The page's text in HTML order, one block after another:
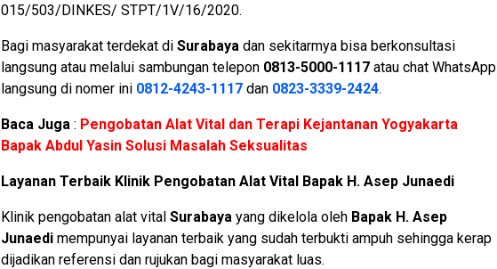
015/503/DINKES/ STPT/1V/16/2020.
Bagi masyarakat terdekat diSurabaya dan sekitarmya bisa berkonsultasi
langsung atau melalui sambungan telepon 0813-5000-1117 atau chat WhatsApp
langsung di nomer ini 0812-4243-1117 dan 0823-3339-2424.
Baca Juga : Pengobatan Alat Vital dan Terapi Kejantanan Yogyakarta
Bapak Abdul Yasin Solusi Masalah Seksualitas
Layanan Terbaik Klinik Pengobatan Alat Vital Bapak H. Asep Junaedi
Klinik pengobatan alat vitalSurabaya yang dikelola oleh Bapak H. Asep
Junaedi mempunyai layanan terbaik yang sudah terbukti ampuh sehingga kerap
dijadikan referensi dan rujukan bagi masyarakat luas.